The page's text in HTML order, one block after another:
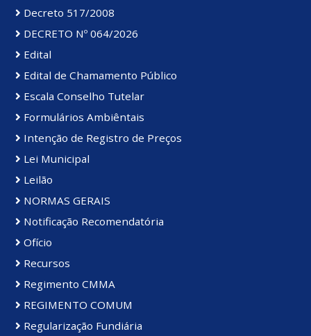
Decreto 517/2008
DECRETO Nº 064/2026
Edital
Edital de Chamamento Público
Escala Conselho Tutelar
Formulários Ambiêntais
Intenção de Registro de Preços
Lei Municipal
Leilão
NORMAS GERAIS
Notificação Recomendatória
Ofício
Recursos
Regimento CMMA
REGIMENTO COMUM
Regularização Fundiária